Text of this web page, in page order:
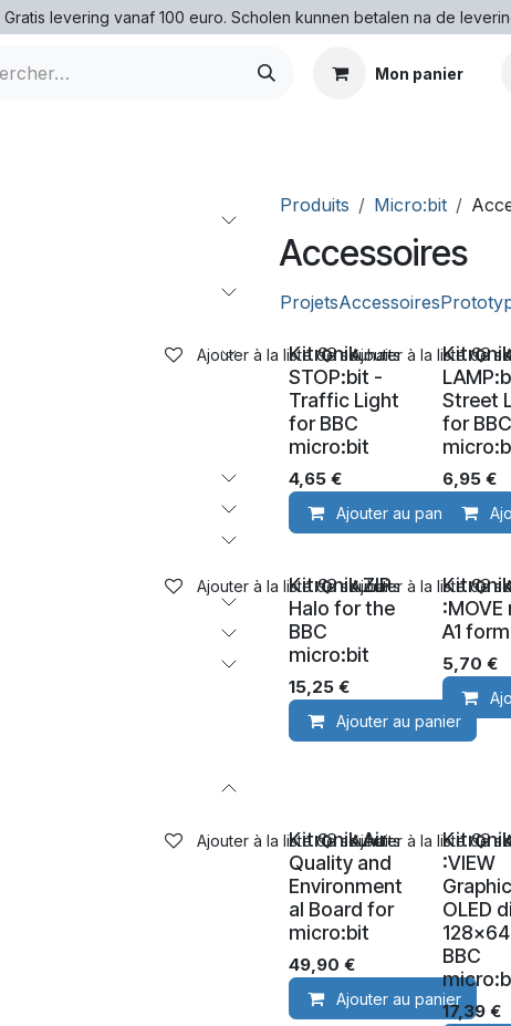
Gratis levering vanaf 100 euro. Scholen kunnen betalen na de
Mon panier
Produits Micro:bit
Accessoires
ProjetsAccessoires
Kitronik
STOP:bit -
Traffic Light
for BBC
micro:bit
4,65 €
Ajouter au panier
Ajouter à la liste de souhaits
Kitronik
Street
for BBC
6,95€
Ajouter à la liste de
Kitronik ZIP
Halo for the
BBC
micro:bit
15,25 €
Ajouter au panier
Ajouter à la liste de souhaits
Kitronik
A1
5,70 €
Ajouter à la liste de
Kitronik Air
Quality and
Environment
al Board for
micro:bit
49,90 €
Ajouter au panier
Ajouter à la liste de souhaits
Kitronik
:VIEW
OLED
BBC
17,39€
Ajouter à la liste de